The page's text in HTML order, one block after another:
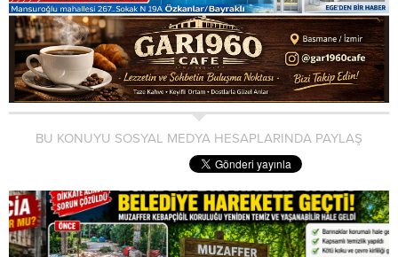
BU KONUYU SOSYAL MEDYA HESAPLARINDA PAYLAŞ